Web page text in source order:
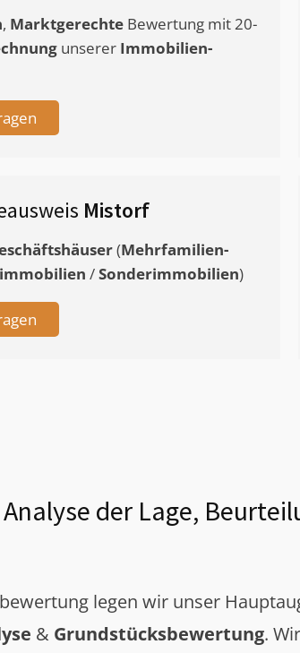
, Marktgerechte Bewertung mit 20-
unserer Immobilien-
Mistorf
(Mehrfamilien-
/Sonderimmobilien)
Analyse der Lage,
legen wir unser
& Grundstücksbewertung.